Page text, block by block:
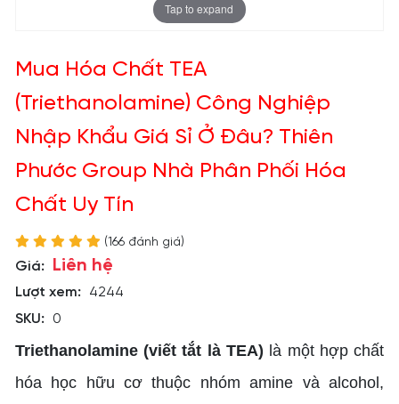
Tap to expand
Mua Hóa Chất TEA
(Triethanolamine) Công Nghiệp
Nhập Khẩu Giá Sỉ Ở Đâu? Thiên
Phước Group Nhà Phân Phối Hóa
Chất Uy Tín
(166 đánh giá)
Giá: Liên hệ
Lượt xem:
4244
SKU: 0
Triethanolamine (viết tắt là TEA) là một hợp chất
hóa học hữu cơ thuộc nhóm amine và alcohol,